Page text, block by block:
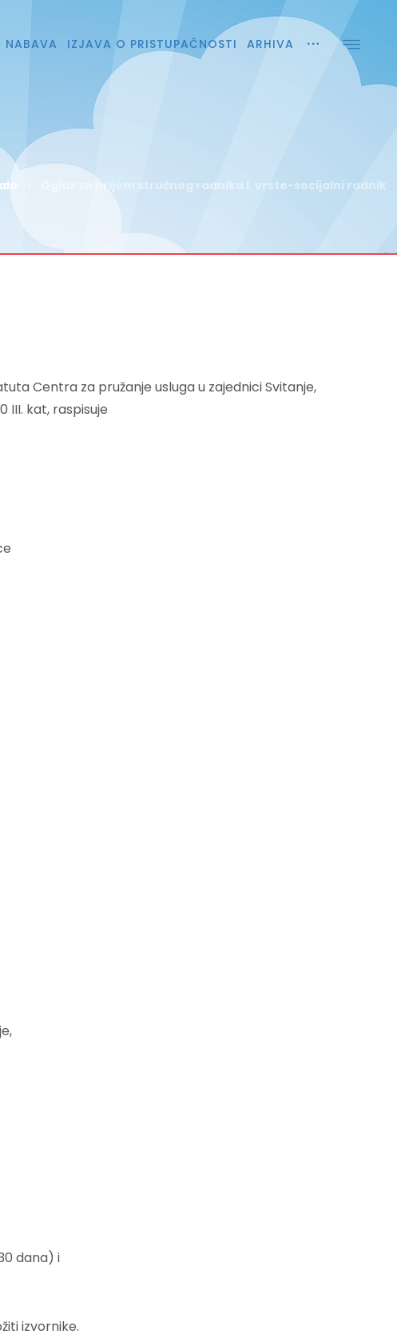
NABAVA IZJAVA O PRISTUPAČNOSTI ARHIVA
Oglas za prijem stručnog radnika I. vrste-socijalni radnik
Centra za pružanje usluga u zajednici Svitanje,
III. kat, raspisuje
dana) i
izvornike.